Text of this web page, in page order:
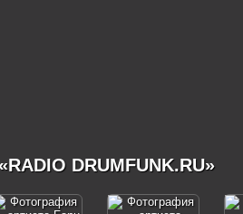
DRUMFUNK.RU»